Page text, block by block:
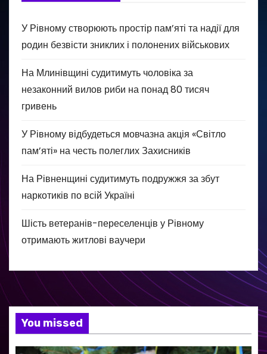
У Рівному створюють простір пам’яті та надії для
родин безвісти зниклих і полонених військових
На Млинівщині судитимуть чоловіка за
незаконний вилов риби на понад 80 тисяч
гривень
У Рівному відбудеться мовчазна акція «Світло
пам’яті» на честь полеглих Захисників
На Рівненщині судитимуть подружжя за збут
наркотиків по всій Україні
Шість ветеранів-переселенців у Рівному
отримають житлові ваучери
You missed